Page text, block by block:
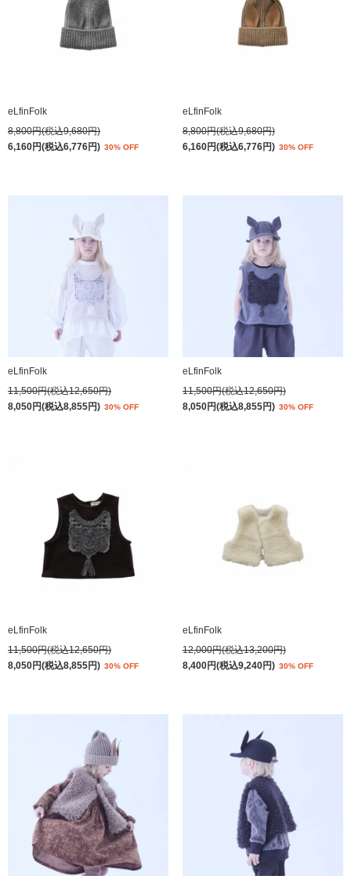
eLfinFolk
8,800円(税込9,680円)
6,160円(税込6,776円) 30% OFF
eLfinFolk
8,800円(税込9,680円)
6,160円(税込6,776円) 30% OFF
eLfinFolk
11,500円(税込12,650円)
8,050円(税込8,855円) 30% OFF
eLfinFolk
11,500円(税込12,650円)
8,050円(税込8,855円) 30% OFF
eLfinFolk
11,500円(税込12,650円)
8,050円(税込8,855円) 30% OFF
eLfinFolk
12,000円(税込13,200円)
8,400円(税込9,240円) 30% OFF